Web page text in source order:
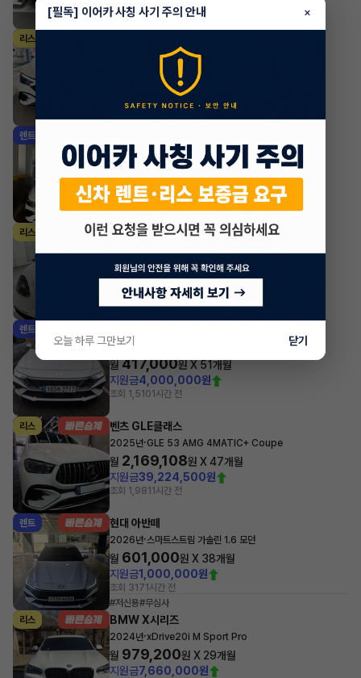
조회 745방금전
리스
350+
1,048,800 원 X
6,000,000원
조회 4,5181시간 전
렌트
2024년 스마트스트림 가솔린 1.6 인스퍼레이션
월 612,150원 X 27
개월
지원금2,000,000원
조회 5,757 1시간 전
리스 포르쉐 박스터
월2,373,300원 X12개월
조회 1441시간 전
렌트
2026년
월 417,000원 X 51 개월
지원금4,000,000원
조회 1,5101시간 전
리스 벤츠 GLE클래스
2025년·GLE 53 AMG 4MATIC+ Coupe
월 2,169,108원 X47개월
지원금39,224,500원
조회 1,981 1시간 전
렌트 현대 아반떼
2026년·스마트스트림 가솔린 1.6 모던
월 601,000원 X 38개월
지원금1,000,000원
조회 3171시간 전
#저신용#무심사
리스
BMW X시리즈
2024년·xDrive20i M Sport Pro
월 979,200원 X 29개월
지원금7,660,000원
[필독] 이어카 사칭 사기 주의 안내 ×
오늘 하루 그만보기 닫기